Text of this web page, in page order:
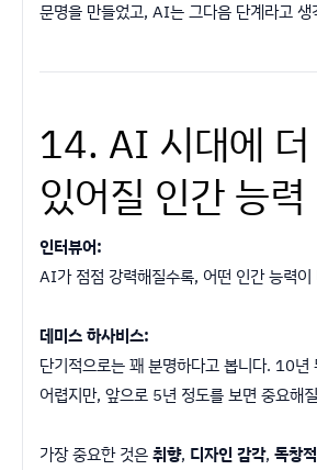
문명을 만들었고, AI는 그다음 단계라고 생
14. AI 시대에 더
있어질 인간 능력
인터뷰어:
AI가 점점 강력해질수록, 어떤 인간 능력이
데미스 하사비스:
단기적으로는 꽤 분명하다고 봅니다. 10년
어렵지만, 앞으로 5년 정도를 보면 중요해
가장 중요한 것은취향, 디자인 감각, 독창